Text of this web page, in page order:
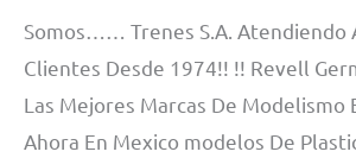
Somos…… Trenes S.A. Atendiendo
Clientes Desde 1974!! !! Revell
Las Mejores Marcas De Modelismo
Ahora En Mexico modelos De